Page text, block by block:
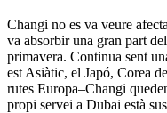
Changi no es va veure
va absorbir una gran part
primavera. Continua sent
est Asiàtic, el Japó, Corea
rutes Europa–Changi
propi servei a Dubai està